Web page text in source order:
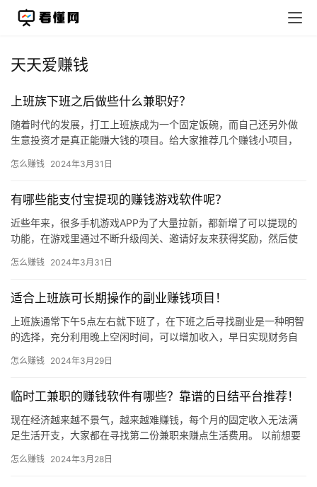
天天爱赚钱
上班族下班之后做些什么兼职好？
随着时代的发展，打工上班族成为一个固定饭碗，而自己还另外做
生意投资才是真正能赚大钱的项目。给大家推荐几个赚钱小项目，
窗…
怎么赚钱 2024年3月31日
有哪些能支付宝提现的赚钱游戏软件呢？
近些年来，很多手机游戏APP为了大量拉新，都新增了可以提现的
功能，在游戏里通过不断升级闯关、邀请好友来获得奖励，然后使
些…
怎么赚钱 2024年3月31日
适合上班族可长期操作的副业赚钱项目！
上班族通常下午5点左右就下班了，在下班之后寻找副业是一种明智
的选择，充分利用晚上空闲时间，可以增加收入，早日实现财务自
怎么赚钱 2024年3月29日
临时工兼职的赚钱软件有哪些？靠谱的日结平台推荐！
现在经济越来越不景气，越来越难赚钱，每个月的固定收入无法满
足生活开支，大家都在寻找第二份兼职来赚点生活费用。 以前想要
快，你…
怎么赚钱 2024年3月28日